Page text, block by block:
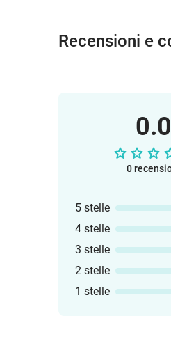
Recensioni e
0.0
0
5 stelle
4 stelle
3 stelle
2 stelle
1 stelle